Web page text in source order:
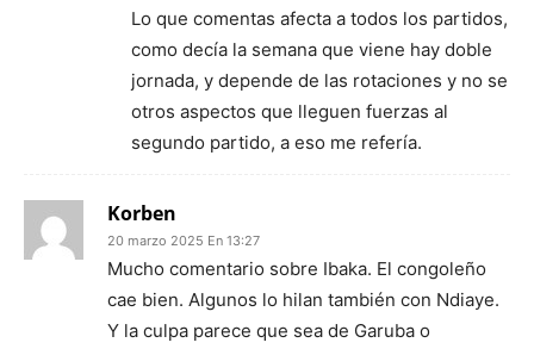
Lo que comentas afecta a todos los partidos,
como decía la semana que viene hay doble
jornada, y depende de las rotaciones y no se
otros aspectos que lleguen fuerzas al
segundo partido, a eso me refería.
Korben
20 marzo 2025 En 13:27
Mucho comentario sobre Ibaka. El congoleño
cae bien. Algunos lo hilan también con Ndiaye.
Y la culpa parece que sea de Garuba o